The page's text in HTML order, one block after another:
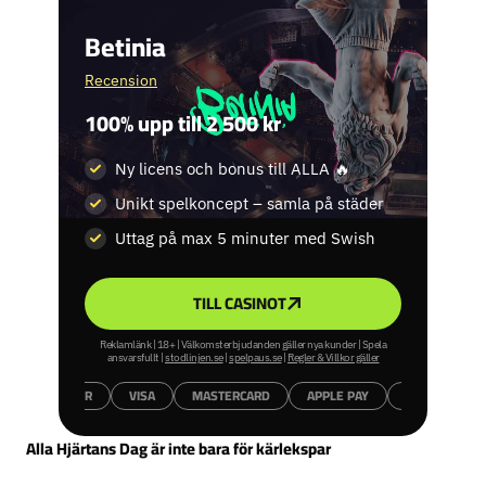
Betinia
Recension
100% upp till 2 500 kr
Ny licens och bonus till ALLA 🔥
Unikt spelkoncept – samla på städer
Uttag på max 5 minuter med Swish
TILL CASINOT
Reklamlänk | 18+ | Välkomsterbjudanden gäller nya kunder | Spela
ansvarsfullt | stodlinjen.se| spelpaus.se| Regler & Villkor gäller
ZIMPLER VISA MASTERCARD APPLE PAY
Alla Hjärtans Dag är inte bara för kärlekspar